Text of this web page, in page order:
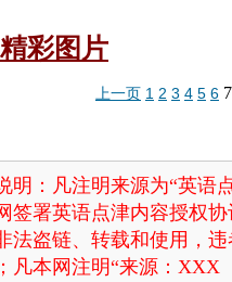
精彩图片
上一页 1 2 3 4 5 6 7
明：凡注明来源为“英语
签署英语点津内容授权
法盗链、转载和使用，
凡本网注明“来源：